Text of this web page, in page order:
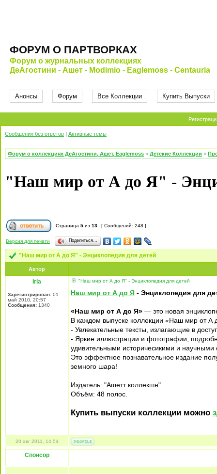
ФОРУМ О ПАРТВОРКАХ
Форум о журнальных коллекциях
ДеАгостини - Ашет - Modimio - Eaglemoss - Centauria
Анонсы Форум Все Коллекции Купить Выпуски
Сообщения без ответов | Активные темы
Форум о коллекциях ДеАгостини, Ашет, Eaglemoss » Детские Коллекции »
"Наш мир от А до Я" -
Страница 5 из 13 [ Сообщений: 248 ]
Версия для печати Поделиться…
"Наш мир от А до Я" - Энциклопедия для детей
Автор
Iria
Зарегистрирован: 01
май 2010, 20:57
Сообщения: 1340
"Наш мир от А до Я" - Энциклопедия для детей
Наш мир от А до Я - Энциклопедия для
«Наш мир от А до Я» — это новая
В каждом выпуске коллекции «Наш мир от А
- Увлекательные тексты, излагающие в
- Яркие иллюстрации и фотографии,
удивительными историчесикими и
Это эффектное познавательное издание
земного шара!
Издатель: "Ашетт коллекшн"
Объём: 48 полос.
Купить выпуски коллекции можно
20 авг 2011, 14:54
Спонсор